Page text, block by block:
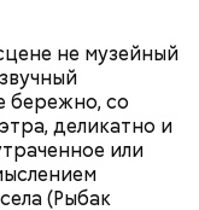
не музейный
бережно, со
деликатно и
или
(Рыбак